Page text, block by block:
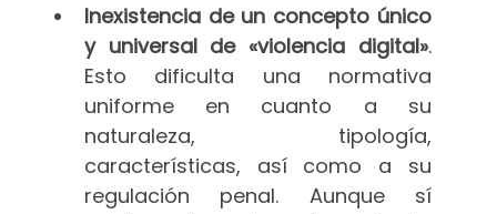
Inexistencia de un concepto único
y universal de «violencia digital».
Esto dificulta una normativa
uniforme en cuanto a su
naturaleza, tipología,
características, así como a su
regulación penal. Aunque sí